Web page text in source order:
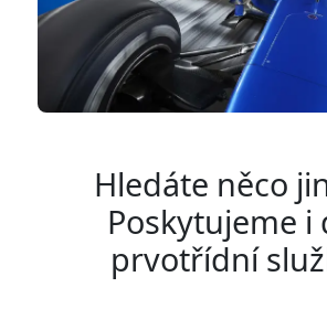
Hledáte něco
Poskytujeme i
prvotřídní